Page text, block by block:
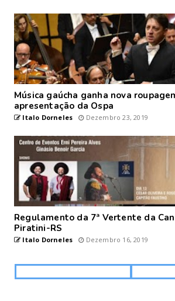
Música gaúcha ganha nova
apresentação da Ospa
Italo Dorneles Dezembro 23, 2019
Regulamento da 7ª Vertente da
Piratini-RS
Italo Dorneles Dezembro 16, 2019